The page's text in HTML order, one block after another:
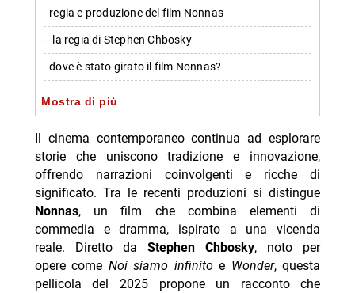
- regia e produzione del film Nonnas
-- la regia di Stephen Chbosky
- dove è stato girato il film Nonnas?
- trama del film Nonnas: una celebrazione della
cucina italiana e dei legami familiari
-- svolgimento narrativo e personaggi chiave
- I protagonisti principali del cast de Nonnas
-- Scopri di più da Jump the shark
-- RispondiAnnulla risposta
- Outer Banks 5 stagione finale dal 20 agosto Netflix
- J. Edgar dal 13 agosto su Netflix: biopic Eastwood
Mostra di più
Il cinema contemporaneo continua ad esplorare
storie che uniscono tradizione e innovazione,
offrendo narrazioni coinvolgenti e ricche di
significato. Tra le recenti produzioni si distingue
Nonnas, un film che combina elementi di
commedia e dramma, ispirato a una vicenda
reale. Diretto da Stephen Chbosky, noto per
opere come Noi siamo infinitoe Wonder, questa
pellicola del 2025 propone un racconto che